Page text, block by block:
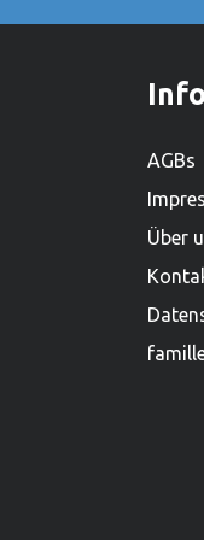
AGBs
Über